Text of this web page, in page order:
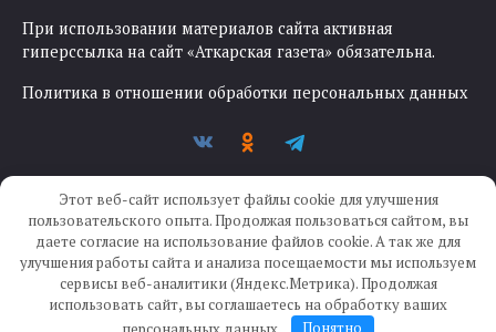
При использовании материалов сайта активная
гиперссылка на сайт «Аткарская газета» обязательна.
Политика в отношении обработки персональных данных
Создание сайта —IKWEB
Этот веб-сайт использует файлы cookie для улучшения
пользовательского опыта. Продолжая пользоваться сайтом, вы
даете согласие на использование файлов cookie. А так же для
улучшения работы сайта и анализа посещаемости мы используем
сервисы веб-аналитики (Яндекс.Метрика). Продолжая
использовать сайт, вы соглашаетесь на обработку ваших